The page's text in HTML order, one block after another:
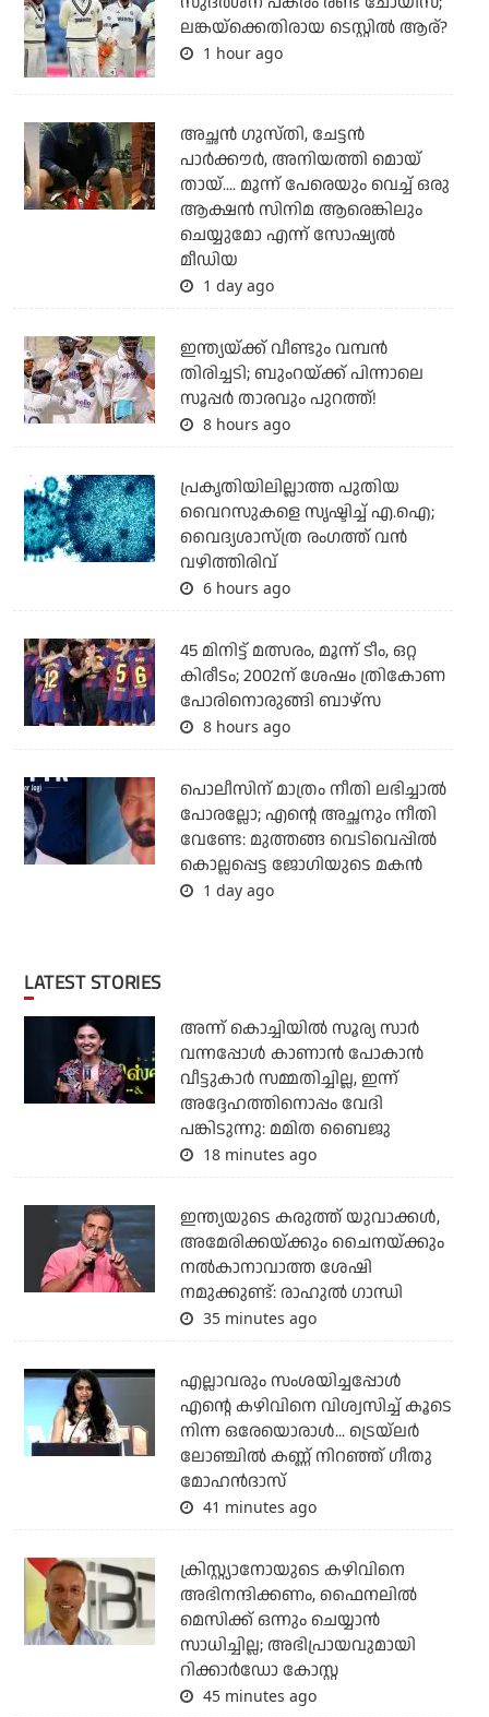
ലങ്കയ്‌ക്കെതിരായ ടെസ്റ്റില്‍ ആര്?
1 hour ago
അച്ഛന്‍ ഗുസ്തി, ചേട്ടന്‍
പാര്‍ക്കൗര്‍, അനിയത്തി മൊയ്
തായ്.... മൂന്ന് പേരെയും വെച്ച് ഒരു
ആക്ഷന്‍ സിനിമ ആരെങ്കിലും
ചെയ്യുമോ എന്ന് സോഷ്യല്‍
മീഡിയ
1 day ago
ഇന്ത്യയ്ക്ക് വീണ്ടും വമ്പന്‍
തിരിച്ചടി; ബുംറയ്ക്ക് പിന്നാലെ
സൂപ്പര്‍ താരവും പുറത്ത്!
8 hours ago
പ്രകൃതിയിലില്ലാത്ത പുതിയ
വൈറസുകളെ സൃഷ്ടിച്ച് എ.ഐ;
വൈദ്യശാസ്ത്ര രംഗത്ത് വന്‍
വഴിത്തിരിവ്
6 hours ago
45 മിനിട്ട് മത്സരം, മൂന്ന് ടീം, ഒറ്റ
കിരീടം; 2002ന് ശേഷം ത്രികോണ
പോരിനൊരുങ്ങി ബാഴ്‌സ
8 hours ago
പൊലീസിന് മാത്രം നീതി ലഭിച്ചാല്‍
പോരല്ലോ; എന്റെ അച്ഛനും നീതി
വേണ്ടേ: മുത്തങ്ങ വെടിവെപ്പില്‍
കൊല്ലപ്പെട്ട ജോഗിയുടെ മകന്‍
1 day ago
LATEST STORIES
അന്ന് കൊച്ചിയില്‍ സൂര്യ സാര്‍
വന്നപ്പോള്‍ കാണാന്‍ പോകാന്‍
വീട്ടുകാര്‍ സമ്മതിച്ചില്ല, ഇന്ന്
അദ്ദേഹത്തിനൊപ്പം വേദി
പങ്കിടുന്നു: മമിത ബൈജു
18 minutes ago
ഇന്ത്യയുടെ കരുത്ത് യുവാക്കള്‍,
അമേരിക്കയ്ക്കും ചൈനയ്ക്കും
നല്‍കാനാവാത്ത ശേഷി
നമുക്കുണ്ട്: രാഹുല്‍ ഗാന്ധി
35 minutes ago
എല്ലാവരും സംശയിച്ചപ്പോള്‍
എന്റെ കഴിവിനെ വിശ്വസിച്ച് കൂടെ
നിന്ന ഒരേയൊരാള്‍... ട്രെയ്‌ലര്‍
ലോഞ്ചില്‍ കണ്ണ് നിറഞ്ഞ് ഗീതു
മോഹന്‍ദാസ്
41 minutes ago
ക്രിസ്റ്റ്യാനോയുടെ കഴിവിനെ
അഭിനന്ദിക്കണം, ഫൈനലില്‍
മെസിക്ക് ഒന്നും ചെയ്യാന്‍
സാധിച്ചില്ല; അഭിപ്രായവുമായി
റിക്കാര്‍ഡോ കോസ്റ്റ
45 minutes ago